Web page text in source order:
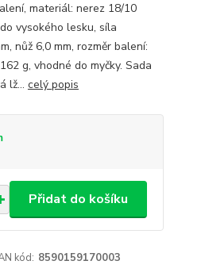
materiál: nerez 18/10
vysokého lesku, síla
nůž 6,0 mm, rozměr balení:
g, vhodné do myčky. Sada
lž... celý popis
Přidat do košíku
kód: 8590159170003